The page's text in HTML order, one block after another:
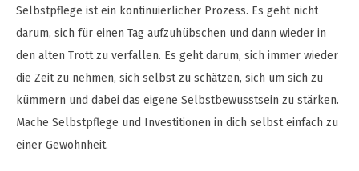
Selbstpflege ist ein kontinuierlicher Prozess. Es geht nicht
darum, sich für einen Tag aufzuhübschen und dann wieder in
den alten Trott zu verfallen. Es geht darum, sich immer wieder
die Zeit zu nehmen, sich selbst zu schätzen, sich um sich zu
kümmern und dabei das eigene Selbstbewusstsein zu stärken.
Mache Selbstpflege und Investitionen in dich selbst einfach zu
einer Gewohnheit.